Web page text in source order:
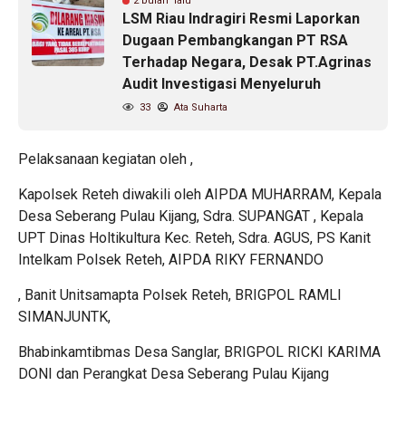
LSM Riau Indragiri Resmi Laporkan
Dugaan Pembangkangan PT RSA
Terhadap Negara, Desak PT.Agrinas
Audit Investigasi Menyeluruh
33 Ata Suharta
Pelaksanaan kegiatan oleh ,
Kapolsek Reteh diwakili oleh AIPDA MUHARRAM, Kepala
Desa Seberang Pulau Kijang, Sdra. SUPANGAT , Kepala
UPT Dinas Holtikultura Kec. Reteh, Sdra. AGUS, PS Kanit
Intelkam Polsek Reteh, AIPDA RIKY FERNANDO
, Banit Unitsamapta Polsek Reteh, BRIGPOL RAMLI
SIMANJUNTK,
Bhabinkamtibmas Desa Sanglar, BRIGPOL RICKI KARIMA
DONI dan Perangkat Desa Seberang Pulau Kijang